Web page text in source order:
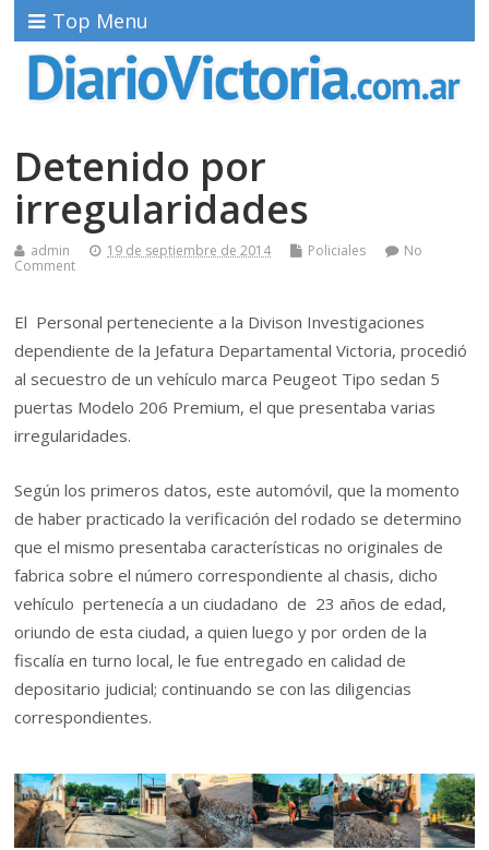
Top Menu
Detenido por
irregularidades
admin 19 de septiembre de 2014 Policiales
No
Comment
El Personal perteneciente a la Divison Investigaciones
dependiente de la Jefatura Departamental Victoria, procedió
al secuestro de un vehículo marca Peugeot Tipo sedan 5
puertas Modelo 206 Premium, el que presentaba varias
irregularidades.
Según los primeros datos, este automóvil, que la momento
de haber practicado la verificación del rodado se determino
que el mismo presentaba características no originales de
fabrica sobre el número correspondiente al chasis, dicho
vehículo pertenecía a un ciudadano de 23 años de edad,
oriundo de esta ciudad, a quien luego y por orden de la
fiscalía en turno local, le fue entregado en calidad de
depositario judicial; continuando se con las diligencias
correspondientes.